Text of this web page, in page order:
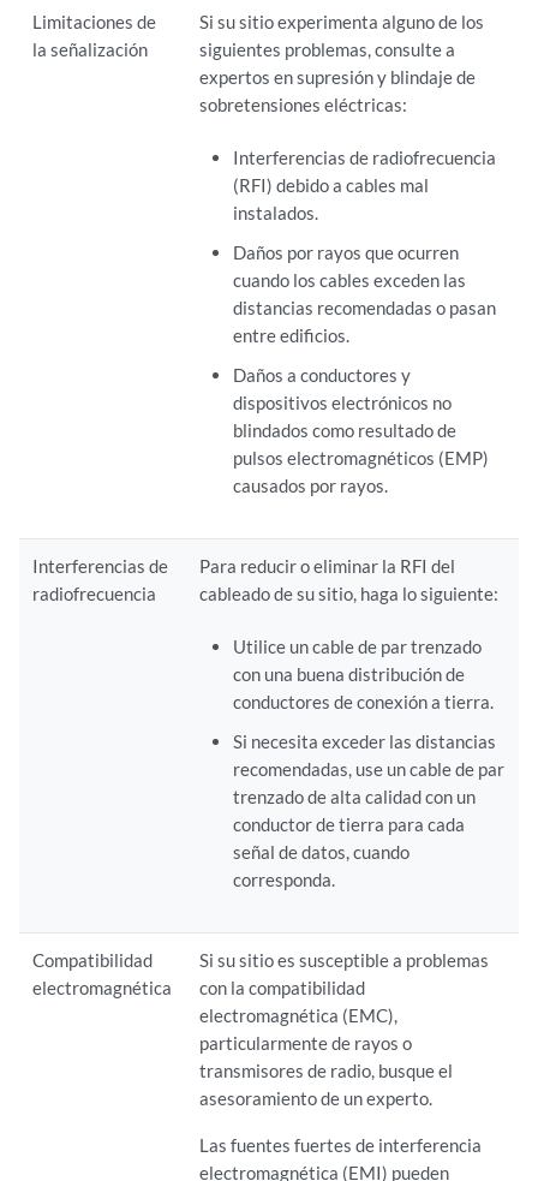
Limitaciones de
la señalización
Si su sitio experimenta alguno de los
siguientes problemas, consulte a
expertos en supresión y blindaje de
sobretensiones eléctricas:
Interferencias de radiofrecuencia
(RFI) debido a cables mal
instalados.
Daños por rayos que ocurren
cuando los cables exceden las
distancias recomendadas o pasan
entre edificios.
Daños a conductores y
dispositivos electrónicos no
blindados como resultado de
pulsos electromagnéticos (EMP)
causados por rayos.
Interferencias de
radiofrecuencia
Para reducir o eliminar la RFI del
cableado de su sitio, haga lo siguiente:
Utilice un cable de par trenzado
con una buena distribución de
conductores de conexión a tierra.
Si necesita exceder las distancias
recomendadas, use un cable de par
trenzado de alta calidad con un
conductor de tierra para cada
señal de datos, cuando
corresponda.
Compatibilidad
electromagnética
Si su sitio es susceptible a problemas
con la compatibilidad
electromagnética (EMC),
particularmente de rayos o
transmisores de radio, busque el
asesoramiento de un experto.
Las fuentes fuertes de interferencia
electromagnética (EMI) pueden